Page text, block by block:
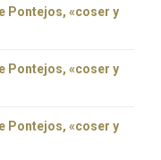
Pontejos, «coser y
Pontejos, «coser y
Pontejos, «coser y